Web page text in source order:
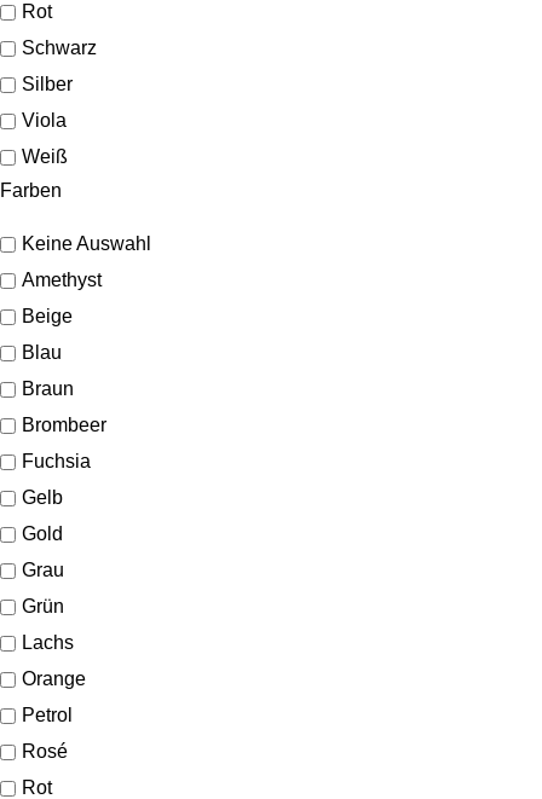
Rot
Schwarz
Silber
Viola
Weiß
Farben
Keine Auswahl
Amethyst
Beige
Blau
Braun
Brombeer
Fuchsia
Gelb
Gold
Grau
Grün
Lachs
Orange
Petrol
Rosé
Rot